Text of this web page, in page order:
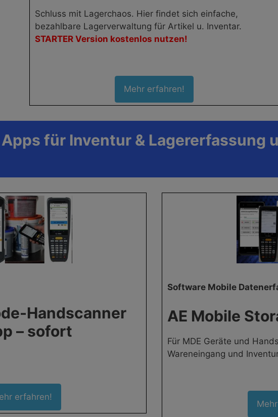
Schluss mit Lagerchaos. Hier findet sich einfache,
bezahlbare Lagerverwaltung für Artikel u. Inventar.
STARTER Version kostenlos nutzen!
Mehr erfahren!
für Inventur & Lagererfassung
Handscanner
– sofort
erfahren!
Software Mobile
AE Mobile
Für MDE Geräte und
Wareneingang und